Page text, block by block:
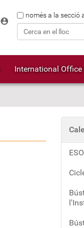
Cercanomés a la secció
account_circle
International Office